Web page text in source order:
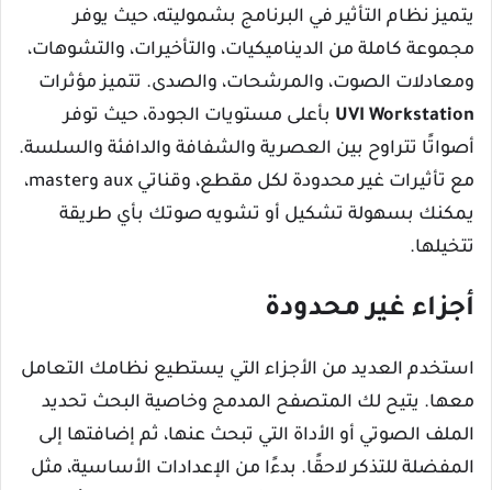
يتميز نظام التأثير في البرنامج بشموليته، حيث يوفر
مجموعة كاملة من الديناميكيات، والتأخيرات، والتشوهات،
ومعادلات الصوت، والمرشحات، والصدى. تتميز مؤثرات
UVI Workstation بأعلى مستويات الجودة، حيث توفر
أصواتًا تتراوح بين العصرية والشفافة والدافئة والسلسة.
مع تأثيرات غير محدودة لكل مقطع، وقناتي aux وmaster،
يمكنك بسهولة تشكيل أو تشويه صوتك بأي طريقة
تتخيلها.
أجزاء غير محدودة
استخدم العديد من الأجزاء التي يستطيع نظامك التعامل
معها. يتيح لك المتصفح المدمج وخاصية البحث تحديد
الملف الصوتي أو الأداة التي تبحث عنها، ثم إضافتها إلى
المفضلة للتذكر لاحقًا. بدءًا من الإعدادات الأساسية، مثل